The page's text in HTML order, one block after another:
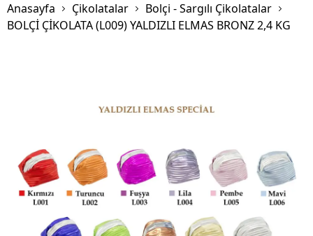
Anasayfa Çikolatalar
Bolçi - Sargılı Çikolatalar
BOLÇİ ÇİKOLATA (L009) YALDIZLI ELMAS BRONZ 2,4 KG